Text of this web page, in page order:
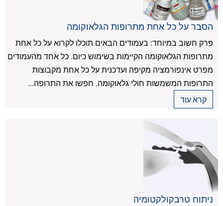
הסבר על כל אחת מתרופות הגלאוקומה
פרק חשוב במיוחד: בעמודים הבאים תוכלו לקרוא על כל אחת
מתרופות הגלאוקומה הקיימות בשימוש כיום. כל אחד מהעמודים
מפרט אינפורמציה מקיפה ועדכנית על כל אחת מקבוצות
התרופות המשמשות חולי גלאוקומה. חפשו את התרופה...
קרא עוד
ניתוח טרבקולקטומיה